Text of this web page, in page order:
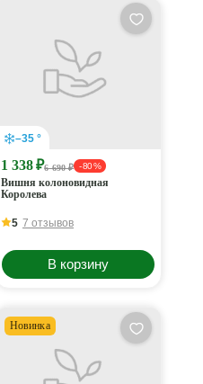
–35 °
1 338 ₽6 690 ₽ - 80 %
Вишня колоновидная
Королева
5 7 отзывов
В корзину
Новинка